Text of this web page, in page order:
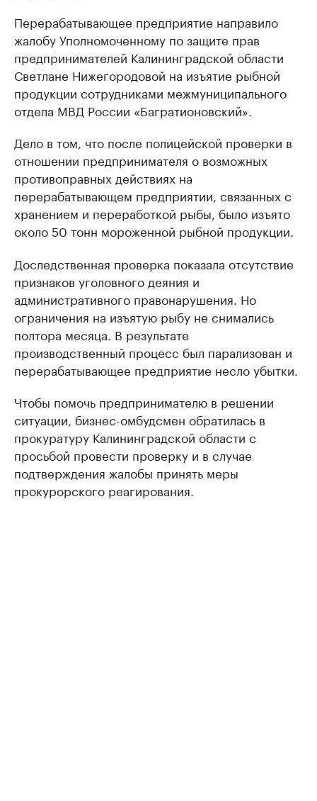
Перерабатывающее предприятие направило
жалобу Уполномоченному по защите прав
предпринимателей Калининградской области
Светлане Нижегородовой на изъятие рыбной
продукции сотрудниками межмуниципального
отдела МВД России «Багратионовский».
Дело в том, что после полицейской проверки в
отношении предпринимателя о возможных
противоправных действиях на
перерабатывающем предприятии, связанных с
хранением и переработкой рыбы, было изъято
около 50 тонн мороженной рыбной продукции.
Доследственная проверка показала отсутствие
признаков уголовного деяния и
административного правонарушения. Но
ограничения на изъятую рыбу не снимались
полтора месяца. В результате
производственный процесс был парализован и
перерабатывающее предприятие несло убытки.
Чтобы помочь предпринимателю в решении
ситуации, бизнес-омбудсмен обратилась в
прокуратуру Калининградской области с
просьбой провести проверку и в случае
подтверждения жалобы принять меры
прокурорского реагирования.